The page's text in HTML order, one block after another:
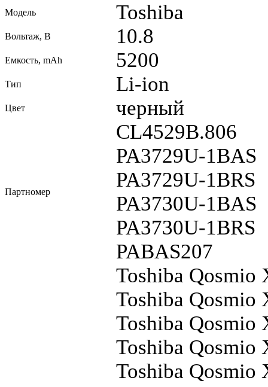
Модель Toshiba
Вольтаж, В 10.8
Емкость, mAh 5200
Тип Li-ion
Цвет черный
Партномер
CL4529B.806
PA3729U-1BAS
PA3729U-1BRS
PA3730U-1BAS
PA3730U-1BRS
PABAS207
Toshiba Qosmio
Toshiba Qosmio
Toshiba Qosmio
Toshiba Qosmio
Toshiba Qosmio